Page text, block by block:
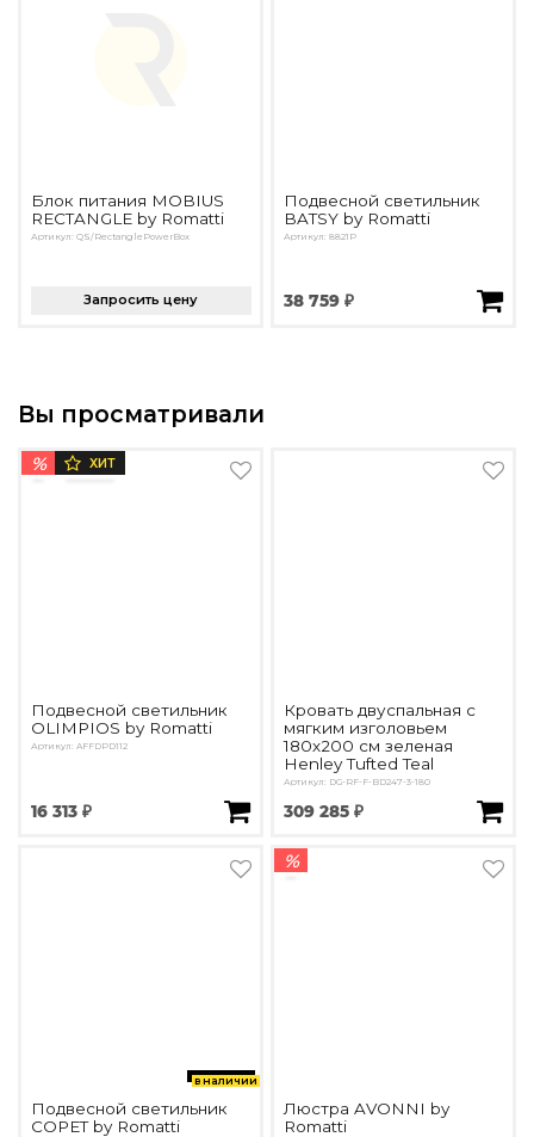
Блок питания MOBIUS
RECTANGLE by Romatti
Артикул: QS/RectanglePowerBox
Запросить цену
Подвесной светильник
BATSY by Romatti
Артикул: 8821P
38 759 ₽
Вы просматривали
% ХИТ
Подвесной светильник
OLIMPIOS by Romatti
Артикул: AFFDPD112
16 313 ₽
Кровать двуспальная с
мягким изголовьем
180х200 см зеленая
Henley Tufted Teal
Артикул: DG-RF-F-BD247-3-180
309 285 ₽
в наличии
Подвесной светильник
COPET by Romatti
%
Люстра AVONNI by
Romatti